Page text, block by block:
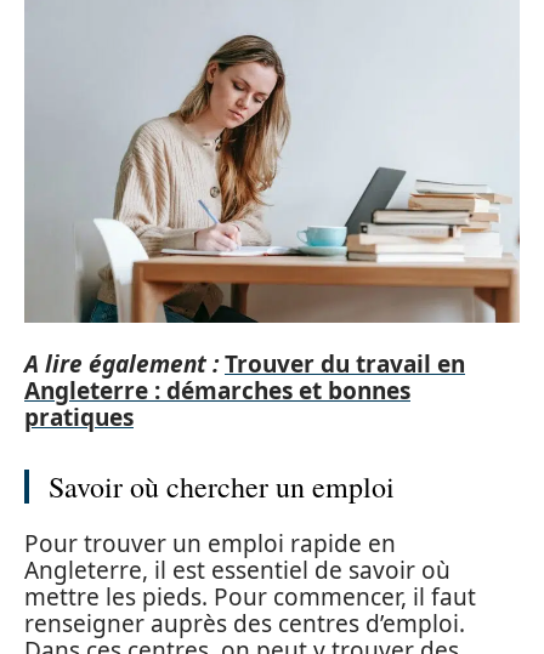
A lire également :Trouver du travail en
Angleterre : démarches et bonnes
pratiques
Savoir où chercher un emploi
Pour trouver un emploi rapide en
Angleterre, il est essentiel de savoir où
mettre les pieds. Pour commencer, il faut
renseigner auprès des centres d’emploi.